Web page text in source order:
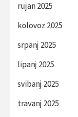
rujan 2025
kolovoz 2025
srpanj 2025
lipanj 2025
svibanj 2025
travanj 2025